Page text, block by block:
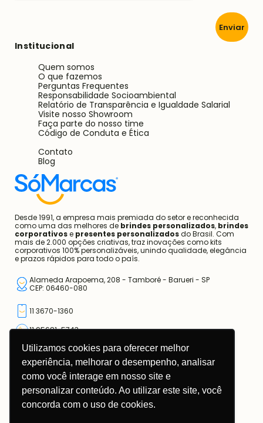
Utilizamos cookies para oferecer melhor
experiência, melhorar o desempenho, analisar
como você interage em nosso site e
personalizar conteúdo. Ao utilizar este site, você
concorda com o uso de cookies.
Desde 1991, a empresa mais premiada do setor e reconhecida
como uma das melhores de
corporativos
mais de 2.000 opções criativas, traz inovações como kits
e prazos rápidos para todo o país.
Alameda Arapoema, 208 - Tamboré - Barueri - SP
CEP: 06460-080
11 95681-5743
atendimento@somarcas.com.br
Mais do que Brindes, Presentes Corporativos!
SO MARCAS COMERCIAL LTDA.
CNPJ: 67.308.981/0001-00
Perguntas Frequentes
Relatório de Transparência e Igualdade Salarial
Visite nosso Showroom
Faça parte do nosso time
Código de Conduta e Ética
Contato
Blog